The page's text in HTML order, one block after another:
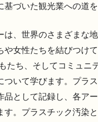
づいた観光業への道を
は、世界のさまざまな
や女性たちを結びつけ
たち、そしてコミュニ
ついて学びます。プラ
品として記録し、各ア
す。プラスチック汚染